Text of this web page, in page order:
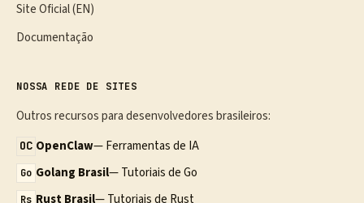
Site Oficial (EN)
Documentação
NOSSA REDE DE SITES
Outros recursos para desenvolvedores brasileiros:
OC OpenClaw— Ferramentas de IA
Go Golang Brasil— Tutoriais de Go
Rs Rust Brasil— Tutoriais de Rust